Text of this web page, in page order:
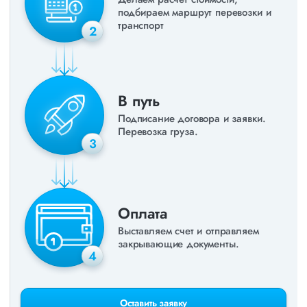
2
подбираем маршрут перевозки и
транспорт
3
В путь
Подписание договора и заявки.
Перевозка груза.
4
Оплата
Выставляем счет и отправляем
закрывающие документы.
Оставить заявку